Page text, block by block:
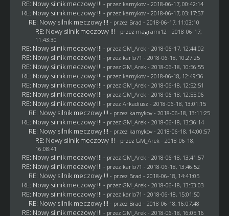
RE: Nowy silnik meczowy !!! - przez kamykov- 2018-06-17, 00:42:14
RE: Nowy silnik meczowy !!! - przez kamykov- 2018-06-17, 03:17:57
RE: Nowy silnik meczowy !!! - przez Brad - 2018-06-17, 11:03:10
RE: Nowy silnik meczowy !!! - przez magrami12 - 2018-06-17,
11:43:30
RE: Nowy silnik meczowy !!! - przez GM_Arek - 2018-06-17, 12:44:02
RE: Nowy silnik meczowy !!! - przez karlo71 - 2018-06-18, 10:27:25
RE: Nowy silnik meczowy !!! - przez GM_Arek - 2018-06-18, 10:56:55
RE: Nowy silnik meczowy !!! - przez kamykov- 2018-06-18, 12:49:36
RE: Nowy silnik meczowy !!! - przez GM_Arek - 2018-06-18, 12:52:51
RE: Nowy silnik meczowy !!! - przez GM_Arek - 2018-06-18, 12:55:06
RE: Nowy silnik meczowy !!! - przez Arkadiusz - 2018-06-18, 13:01:15
RE: Nowy silnik meczowy !!! - przez kamykov- 2018-06-18, 13:11:25
RE: Nowy silnik meczowy !!! - przez GM_Arek - 2018-06-18, 13:36:14
RE: Nowy silnik meczowy !!! - przez kamykov- 2018-06-18, 14:00:57
RE: Nowy silnik meczowy !!! - przez GM_Arek - 2018-06-18,
16:08:41
RE: Nowy silnik meczowy !!! - przez GM_Arek - 2018-06-18, 13:41:57
RE: Nowy silnik meczowy !!! - przez karlo71 - 2018-06-18, 13:46:52
RE: Nowy silnik meczowy !!! - przez Brad - 2018-06-18, 14:41:05
RE: Nowy silnik meczowy !!! - przez GM_Arek - 2018-06-18, 13:53:03
RE: Nowy silnik meczowy !!! - przez karlo71 - 2018-06-18, 15:01:50
RE: Nowy silnik meczowy !!! - przez Brad - 2018-06-18, 16:07:48
RE: Nowy silnik meczowy !!! - przez GM_Arek - 2018-06-18, 16:05:16